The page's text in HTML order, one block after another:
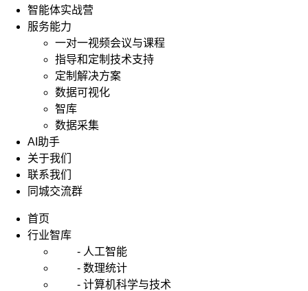
智能体实战营
服务能力
一对一视频会议与课程
指导和定制技术支持
定制解决方案
数据可视化
智库
数据采集
AI助手
关于我们
联系我们
同城交流群
首页
行业智库
- 人工智能
- 数理统计
- 计算机科学与技术